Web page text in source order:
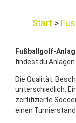
Start
Fußballgolf-
findest du Anlagen
Die Qualität,
unterschiedlich.
zertifizierte
einen